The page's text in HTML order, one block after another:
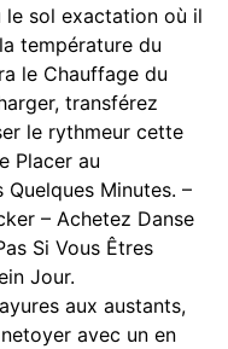
le sol exactation où il
température du
le Chauffage du
transférez
le rythmeur cette
Placer au
Minutes. –
– Achetez Danse
Si Vous Êtres
Jour.
aux austants,
avec un en